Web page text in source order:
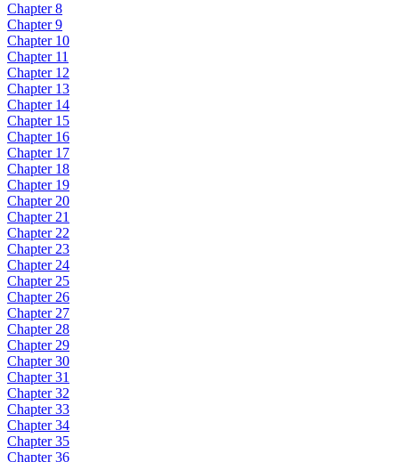
Chapter 8
Chapter 9
Chapter 10
Chapter 11
Chapter 12
Chapter 13
Chapter 14
Chapter 15
Chapter 16
Chapter 17
Chapter 18
Chapter 19
Chapter 20
Chapter 21
Chapter 22
Chapter 23
Chapter 24
Chapter 25
Chapter 26
Chapter 27
Chapter 28
Chapter 29
Chapter 30
Chapter 31
Chapter 32
Chapter 33
Chapter 34
Chapter 35
Chapter 36